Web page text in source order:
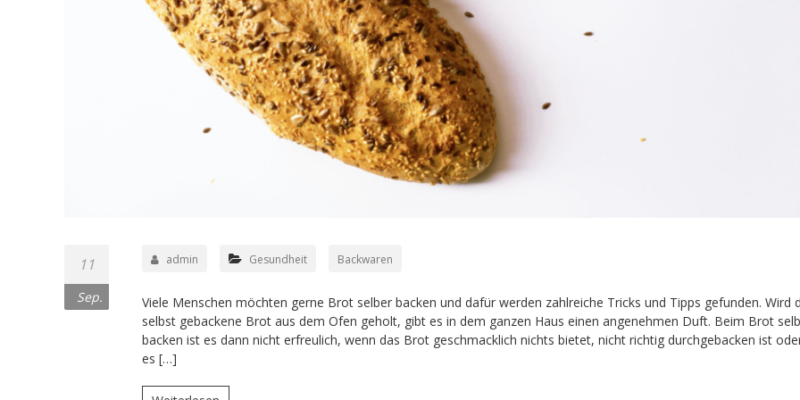
11
Sep.
admin Gesundheit Backwaren
Viele Menschen möchten gerne Brot selber backen und dafür werden zahlreiche Tricks und Tipps gefunden. Wird
selbst gebackene Brot aus dem Ofen geholt, gibt es in dem ganzen Haus einen angenehmen Duft. Beim Brot
backen ist es dann nicht erfreulich, wenn das Brot geschmacklich nichts bietet, nicht richtig durchgebacken ist
es […]